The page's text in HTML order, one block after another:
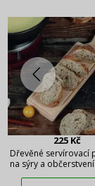
225 Kč
Dřevěné servírovací
na sýry a občerstvení